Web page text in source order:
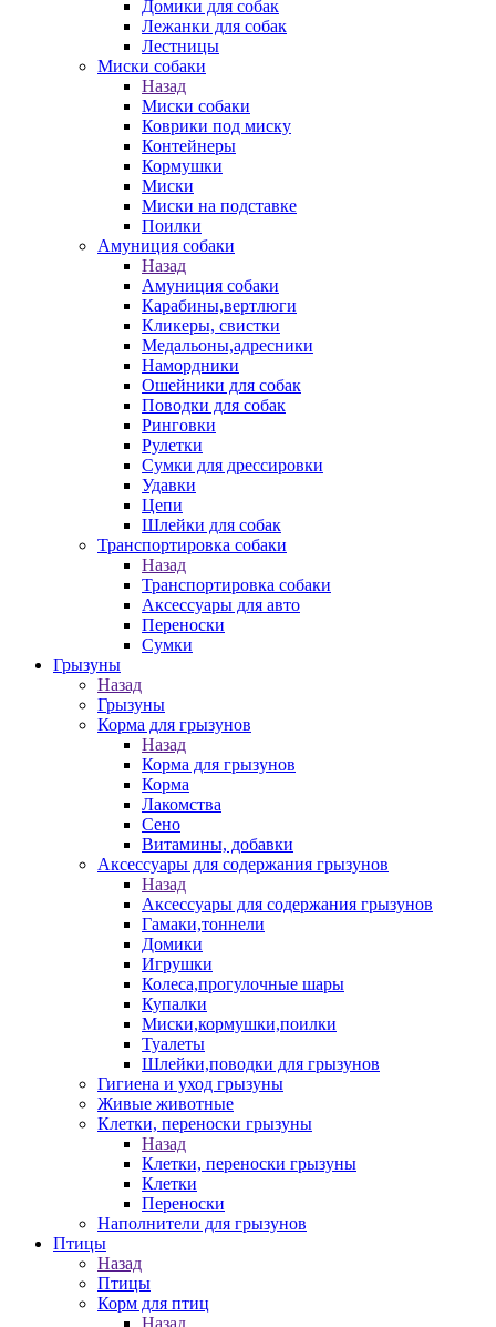
Домики для собак
Лежанки для собак
Лестницы
Миски собаки
Назад
Миски собаки
Коврики под миску
Контейнеры
Кормушки
Миски
Миски на подставке
Поилки
Амуниция собаки
Назад
Амуниция собаки
Карабины,вертлюги
Кликеры, свистки
Медальоны,адресники
Намордники
Ошейники для собак
Поводки для собак
Ринговки
Рулетки
Сумки для дрессировки
Удавки
Цепи
Шлейки для собак
Транспортировка собаки
Назад
Транспортировка собаки
Аксессуары для авто
Переноски
Сумки
Грызуны
Назад
Грызуны
Корма для грызунов
Назад
Корма для грызунов
Корма
Лакомства
Сено
Витамины, добавки
Аксессуары для содержания грызунов
Назад
Аксессуары для содержания грызунов
Гамаки,тоннели
Домики
Игрушки
Колеса,прогулочные шары
Купалки
Миски,кормушки,поилки
Туалеты
Шлейки,поводки для грызунов
Гигиена и уход грызуны
Живые животные
Клетки, переноски грызуны
Назад
Клетки, переноски грызуны
Клетки
Переноски
Наполнители для грызунов
Птицы
Назад
Птицы
Корм для птиц
Назад